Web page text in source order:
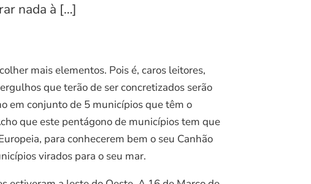
nada à […]
mais elementos. Pois é, caros leitores,
que terão de ser concretizados serão
em conjunto de 5 municípios que têm o
que este pentágono de municípios tem que
para conhecerem bem o seu Canhão
virados para o seu mar.